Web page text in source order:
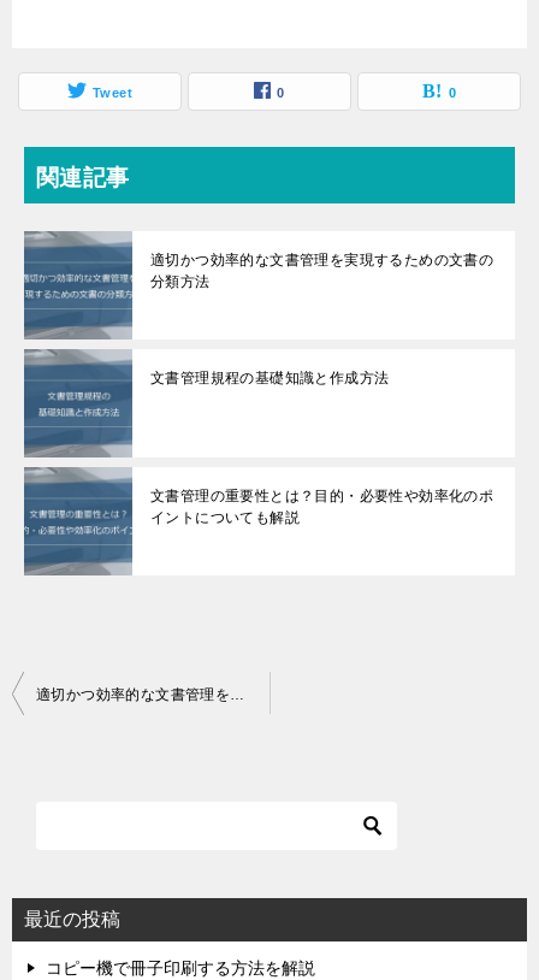
Tweet 0 0
関連記事
適切かつ効率的な文書管理を実現するための文書の
分類方法
文書管理規程の基礎知識と作成方法
文書管理の重要性とは？目的・必要性や効率化のポ
イントについても解説
投
シ
ョ
適切かつ効率的な文書管理を実現するための文書の分類方法
最近の投稿
コピー機で冊子印刷する方法を解説